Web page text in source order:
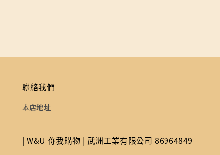
聯絡我們
本店地址
| W&U 你我購物 | 武洲工業有限公司 86964849